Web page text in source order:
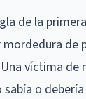
de la
de
Una víctima
o